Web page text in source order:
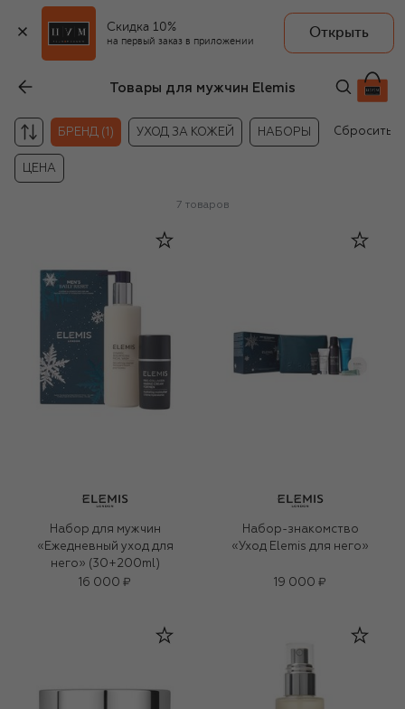
Скидка 10%
на первый заказ в приложении
Открыть
Товары для мужчин Elemis
БРЕНД (1) УХОД ЗА КОЖЕЙ НАБОРЫ Сбросить
ЦЕНА
7 товаров
Набор для мужчин
«Ежедневный уход для
него» (30+200ml)
16 000 ₽
Набор-знакомство
«Уход Elemis для него»
19 000 ₽